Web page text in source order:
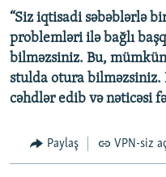
“Siz iqtisadi səbəblərlə
problemləri ilə bağlı
bilməzsiniz. Bu,
stulda otura bilməzsiniz.
cəhdlər edib və nəticəsi
Paylaş VPN-siz